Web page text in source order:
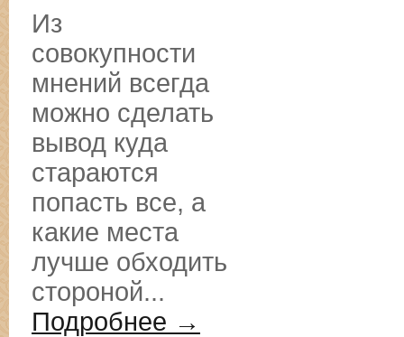
Из
совокупности
мнений всегда
можно сделать
вывод куда
стараются
попасть все, а
какие места
лучше обходить
стороной...
Подробнее →